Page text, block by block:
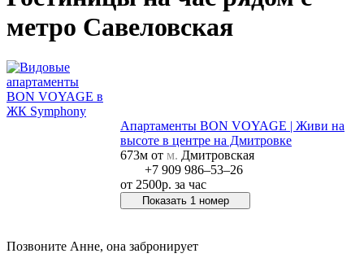
метро Савеловская
Апартаменты BON VOYAGE | Живи на
высоте в центре на Дмитровке
673м от м. Дмитровская
+7 909 986‒53‒26
от 2500р. за час
Показать 1 номер
Позвоните Анне, она забронирует